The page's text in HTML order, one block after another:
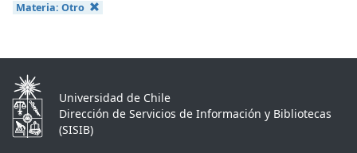
Materia: Otro
Universidad de Chile
Dirección de Servicios de Información y Bibliotecas
(SISIB)